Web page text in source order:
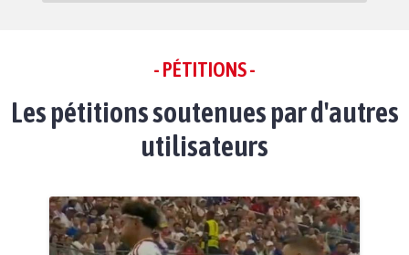
- PÉTITIONS -
Les pétitions soutenues par d'autres
utilisateurs